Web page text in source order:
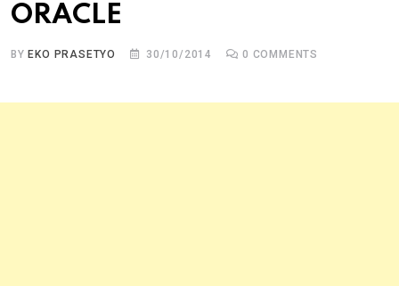
ORACLE
BYEKO PRASETYO 30/10/2014 0 COMMENTS